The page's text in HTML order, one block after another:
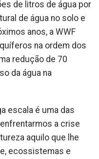
de litros de água por
de água no solo e
anos, a WWF
na ordem dos
redução de 70
da água na
escala é uma das
a crise
aquilo que lhe
ecossistemas e